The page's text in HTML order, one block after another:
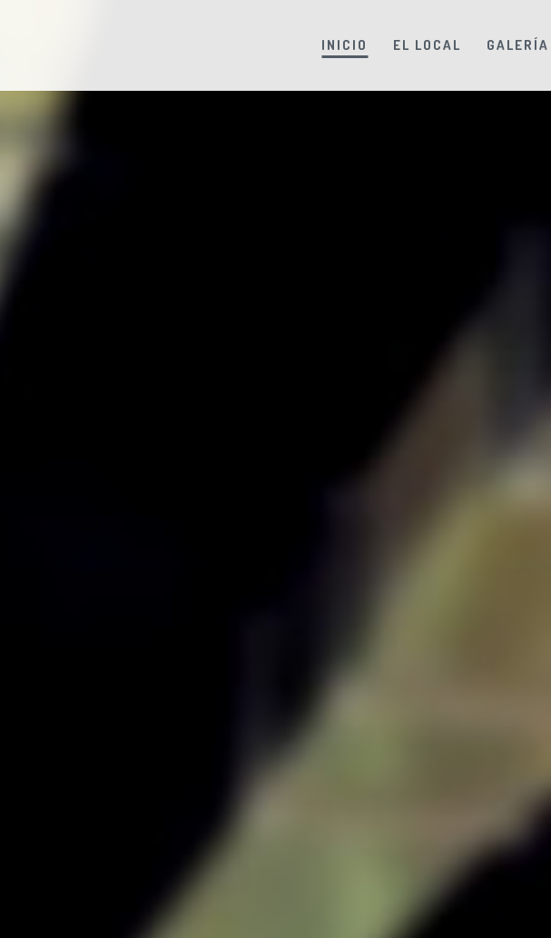
INICIO EL LOCAL GALERÍA